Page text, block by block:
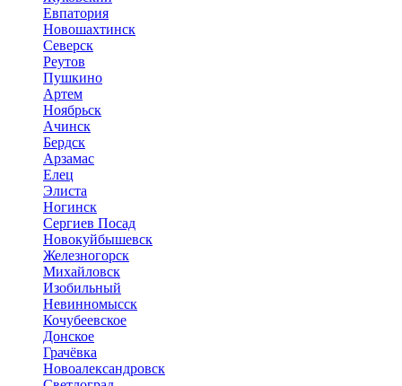
Евпатория
Новошахтинск
Северск
Реутов
Пушкино
Артем
Ноябрьск
Ачинск
Бердск
Арзамас
Елец
Элиста
Ногинск
Сергиев Посад
Новокуйбышевск
Железногорск
Михайловск
Изобильный
Невинномысск
Кочубеевское
Донское
Грачёвка
Новоалександровск